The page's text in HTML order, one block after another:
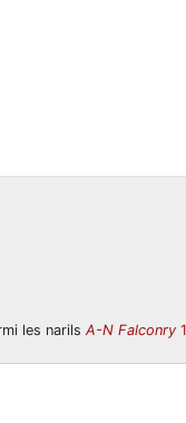
les narils A-N Falconry